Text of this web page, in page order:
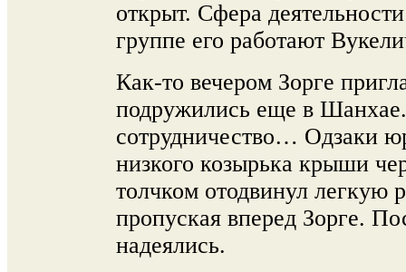
открыт. Сфера
группе его работают
Как-то вечером Зорге
подружились еще в
сотрудничество… Одзаки
низкого козырька крыши
толчком отодвинул легкую
пропуская вперед Зорге.
надеялись.